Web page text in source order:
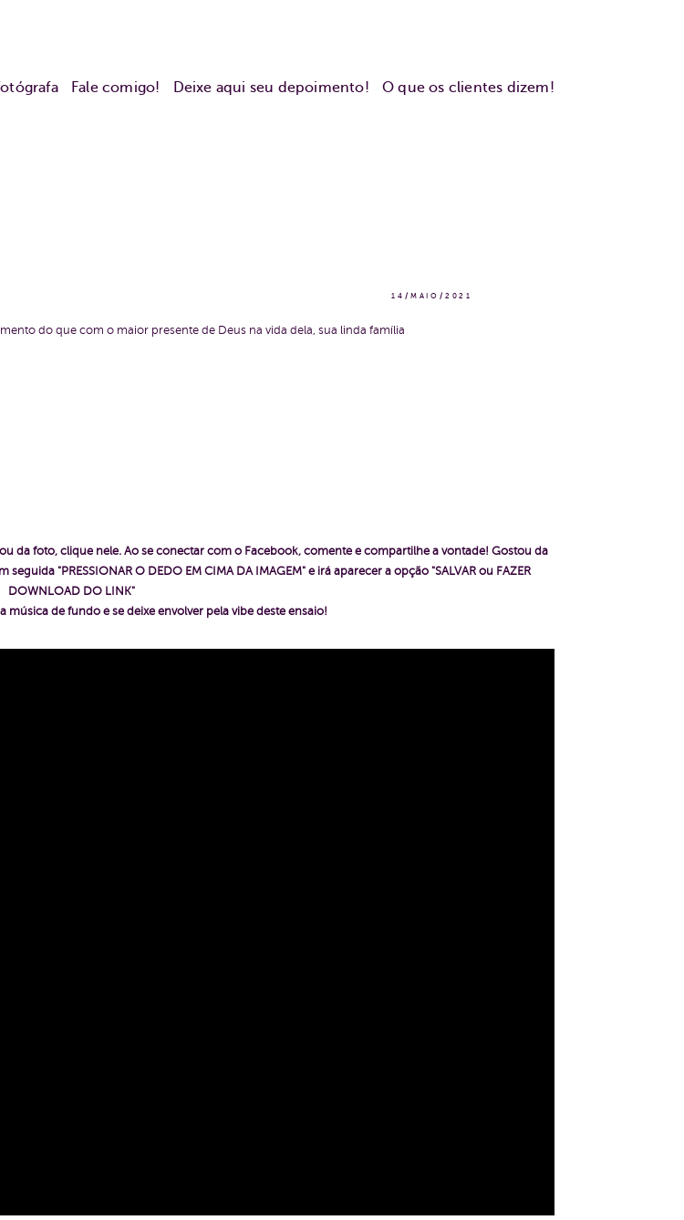
Fale comigo! Deixe aqui seu depoimento! O que os clientes dizem!
14/MAIO/2021
do que com o maior presente de Deus na vida dela, sua linda família
da foto, clique nele. Ao se conectar com o Facebook, comente e compartilhe a vontade! Gostou da
"PRESSIONAR O DEDO EM CIMA DA IMAGEM" e irá aparecer a opção "SALVAR ou FAZER
DOWNLOAD DO LINK"
música de fundo e se deixe envolver pela vibe deste ensaio!